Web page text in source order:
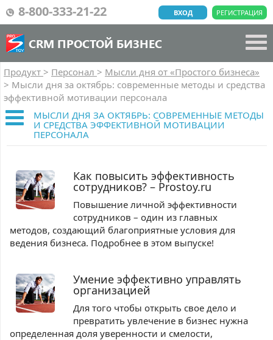
8-800-333-21-22 РЕГИСТРАЦИЯ
ВХОД
CRM ПРОСТОЙ БИЗНЕС
Продукт > Персонал > Мысли дня от «Простого бизнеса»
> Мысли дня за октябрь: современные методы и средства
эффективной мотивации персонала
МЫСЛИ ДНЯ ЗА ОКТЯБРЬ: СОВРЕМЕННЫЕ МЕТОДЫ
И СРЕДСТВА ЭФФЕКТИВНОЙ МОТИВАЦИИ
ПЕРСОНАЛА
Как повысить эффективность
сотрудников? – Prostoy.ru
Повышение личной эффективности
сотрудников – один из главных
методов, создающий благоприятные условия для
ведения бизнеса. Подробнее в этом выпуске!
Умение эффективно управлять
организацией
Для того чтобы открыть свое дело и
превратить увлечение в бизнес нужна
определенная доля уверенности и смелости,